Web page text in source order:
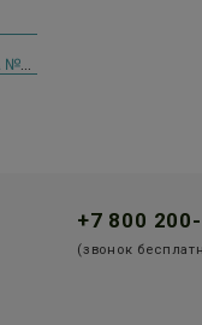
СОЛГАР ЭКСТРАКТ ЛИСТЬЕВ АРТИШОКА №60 КАПС.
+7 800
(звонок